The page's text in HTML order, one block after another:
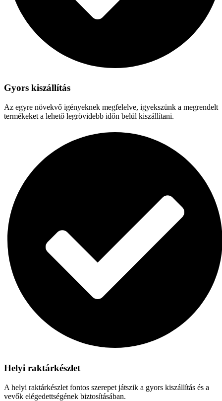
Gyors kiszállítás
Az egyre növekvő igényeknek megfelelve, igyekszünk a megrendelt
termékeket a lehető legrövidebb időn belül kiszállítani.
Helyi raktárkészlet
A helyi raktárkészlet fontos szerepet játszik a gyors kiszállítás és a
vevők elégedettségének biztosításában.